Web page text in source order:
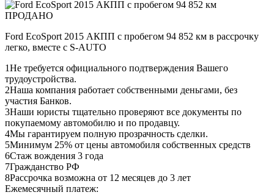
ПРОДАНО
Ford EcoSport 2015 АКПП с пробегом 94 852 км в рассрочку
легко, вместе с S-AUTO
1Не требуется официального подтверждения Вашего
трудоустройства.
2Наша компания работает собственными деньгами, без
участия Банков.
3Наши юристы тщательно проверяют все документы по
покупаемому автомобилю и по продавцу.
4Мы гарантируем полную прозрачность сделки.
5Минимум 25% от цены автомобиля собственных средств
6Стаж вождения 3 года
7Гражданство РФ
8Рассрочка возможна от 12 месяцев до 3 лет
Ежемесячный платеж: